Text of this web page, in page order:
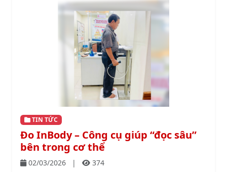
TIN TỨC
Đo InBody – Công cụ giúp “đọc sâu”
bên trong cơ thể
02/03/2026 | 374